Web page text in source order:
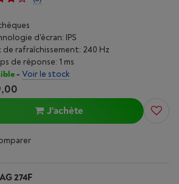
d'écran: IPS
de rafraîchissement: 240 Hz
de réponse: 1 ms
- Voir le stock
J'achète
274F